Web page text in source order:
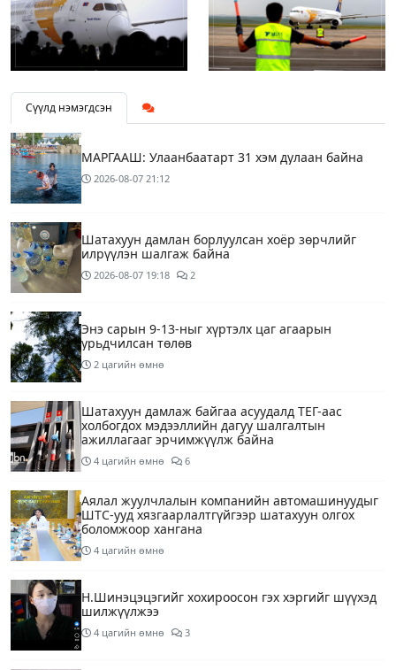
Сүүлд нэмэгдсэн
МАРГААШ: Улаанбаатарт 31 хэм дулаан байна
2026-08-07 21:12
Шатахуун дамлан борлуулсан хоёр зөрчлийг
илрүүлэн шалгаж байна
2026-08-07 19:18 2
Энэ сарын 9-13-ныг хүртэлх цаг агаарын
урьдчилсан төлөв
2 цагийн өмнө
Шатахуун дамлаж байгаа асуудалд ТЕГ-аас
холбогдох мэдээллийн дагуу шалгалтын
ажиллагааг эрчимжүүлж байна
4 цагийн өмнө 6
Аялал жуулчлалын компанийн автомашинуудыг
ШТС-ууд хязгаарлалтгүйгээр шатахуун олгох
боломжоор хангана
4 цагийн өмнө
Н.Шинэцэцэгийг хохироосон гэх хэргийг шүүхэд
шилжүүлжээ
4 цагийн өмнө 3